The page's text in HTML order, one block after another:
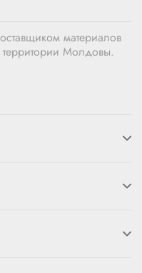
материалов
Молдовы.